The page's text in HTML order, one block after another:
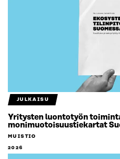
JULKAISU
Yritysten luontotyön
monimuotoisuustiekartat
MUISTIO
2026